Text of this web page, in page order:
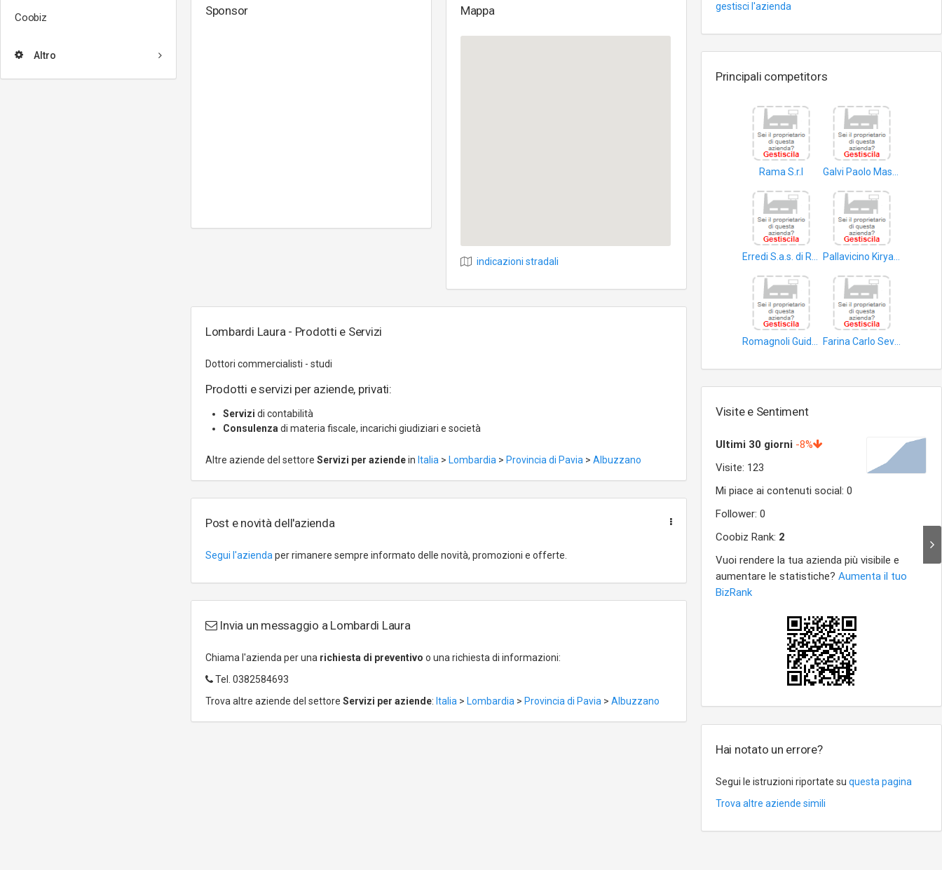
Coobiz
Altro
Sponsor Mappa
indicazioni stradali
Lombardi Laura - Prodotti e Servizi
Dottori commercialisti - studi
Prodotti e servizi per aziende, privati:
Servizi di contabilità
Consulenza di materia fiscale, incarichi giudiziari e società
Altre aziende del settore Servizi per aziendein Italia > Lombardia > Provincia di Pavia > Albuzzano
Post e novità dell'azienda
Segui l'azienda per rimanere sempre informato delle novità, promozioni e offerte.
Invia un messaggio a Lombardi Laura
Chiama l'azienda per una richiesta di preventivo o una richiesta di informazioni:
Tel. 0382584693
Trova altre aziende del settore Servizi per aziende: Italia > Lombardia > Provincia di Pavia > Albuzzano
gestisci l'azienda
Principali competitors
Rama S.r.l
Farina Carlo Severino
Visite e Sentiment
Hai notato un errore?
Segui le istruzioni riportate su questa pagina
Trova altre aziende simili